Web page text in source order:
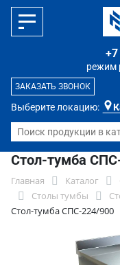
Выберите локацию:
режим
ЗАКАЗАТЬ ЗВОНОК
Стол-тумба
Главная Каталог
Столы тумбы
Стол-тумба СПС-224/900